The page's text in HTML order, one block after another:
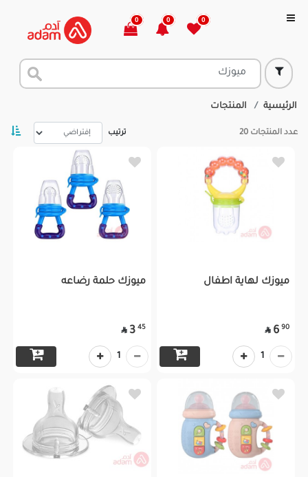
0
0
0
الرئيسية المنتجات
عدد المنتجات 20 ترتيب
ميوزك لهاية اطفال
90
6

1
ميوزك حلمة رضاعه
45
3

1